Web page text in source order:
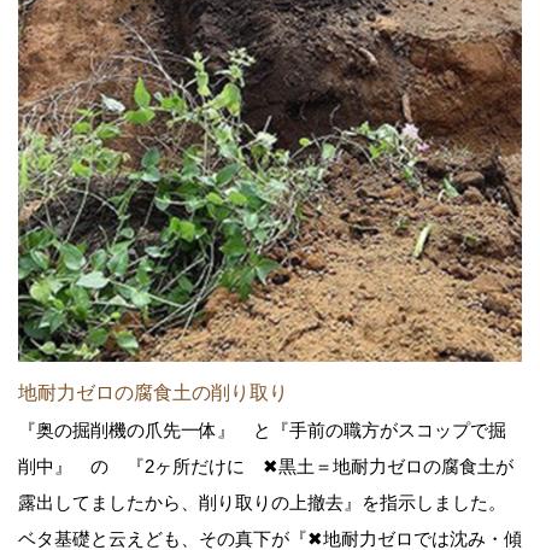
地耐力ゼロの腐食土の削り取り
『奥の掘削機の爪先一体』 と『手前の職方がスコップで掘
削中』 の 『2ヶ所だけに ✖黒土＝地耐力ゼロの腐食土が
露出してましたから、削り取りの上撤去』を指示しました。
ベタ基礎と云えども、その真下が『✖地耐力ゼロでは沈み・傾